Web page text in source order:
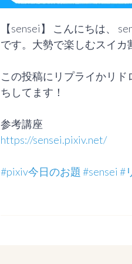
【sensei】 こんにちは、
です。大勢で楽しむスイカ
この投稿にリプライかリ
ちしてます！
https://sensei.pixiv.net/
#pixiv今日のお題 #sensei #